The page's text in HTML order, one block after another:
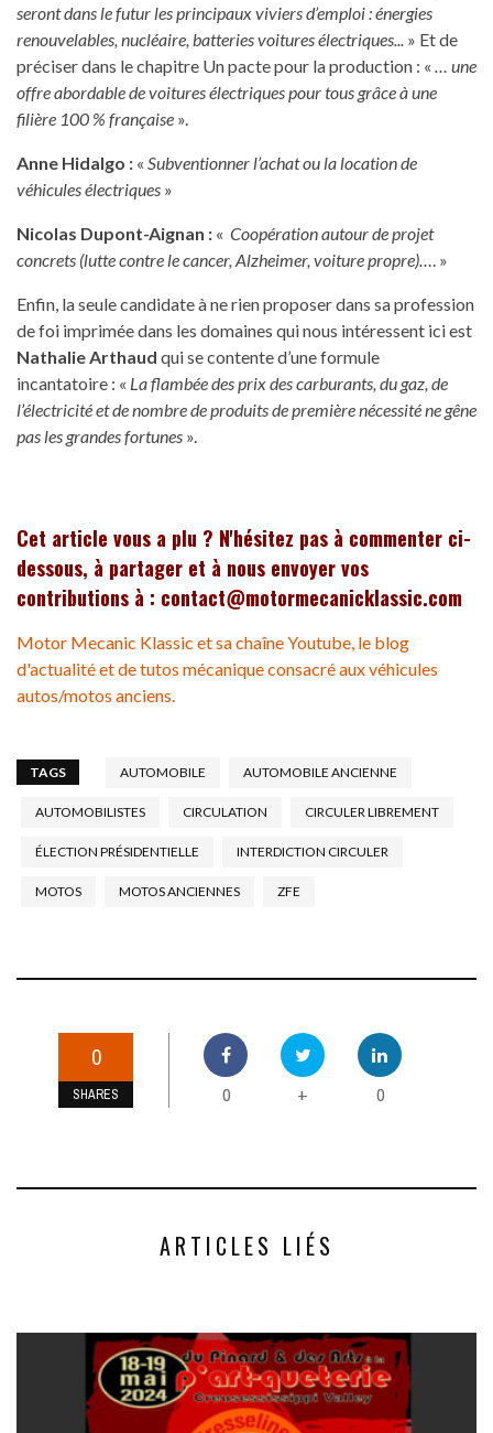
seront dans le futur les principaux viviers d’emploi : énergies
renouvelables, nucléaire, batteries voitures électriques... » Et de
préciser dans le chapitre Un pacte pour la production : « … une
offre abordable de voitures électriques pour tous grâce à une
filière 100 % française ».
Anne Hidalgo : « Subventionner l’achat ou la location de
véhicules électriques »
Nicolas Dupont-Aignan : « Coopération autour de projet
concrets (lutte contre le cancer, Alzheimer, voiture propre)…. »
Enfin, la seule candidate à ne rien proposer dans sa profession
de foi imprimée dans les domaines qui nous intéressent ici est
Nathalie Arthaud qui se contente d’une formule
incantatoire : « La flambée des prix des carburants, du gaz, de
l’électricitéetde nombre de produits de première nécessité ne gêne
pas les grandes fortunes ».
Cet article vous a plu ? N'hésitez pas à commenter ci-
dessous, à partager et à nous envoyer vos
contributions à : contact@motormecanicklassic.com
Motor Mecanic Klassic et sa chaîne Youtube, le blog
d'actualité et de tutos mécanique consacré aux véhicules
autos/motos anciens.
TAGS AUTOMOBILE AUTOMOBILE ANCIENNE
AUTOMOBILISTES CIRCULATION CIRCULER LIBREMENT
ÉLECTION PRÉSIDENTIELLE INTERDICTION CIRCULER
MOTOS MOTOS ANCIENNES ZFE
0
SHARES 0 + 0
ARTICLES LIÉS